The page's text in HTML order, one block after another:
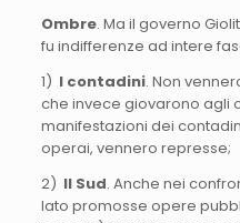
Ombre. Ma il governo
fu indifferenze ad intere
1) I contadini. Non
che invece giovarono agli
manifestazioni dei
operai, vennero represse;
2) Il Sud. Anche nei
lato promosse opere